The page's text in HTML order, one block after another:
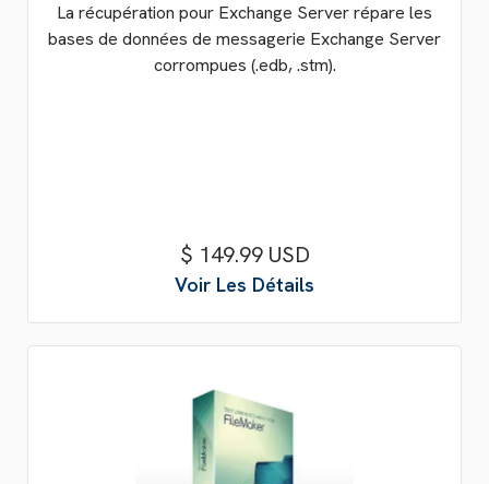
La récupération pour Exchange Server répare les
bases de données de messagerie Exchange Server
corrompues (.edb, .stm).
$ 149.99 USD
Voir Les Détails